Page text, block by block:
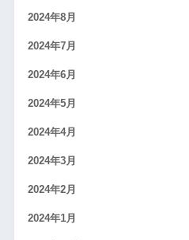
2024年8月
2024年7月
2024年6月
2024年5月
2024年4月
2024年3月
2024年2月
2024年1月